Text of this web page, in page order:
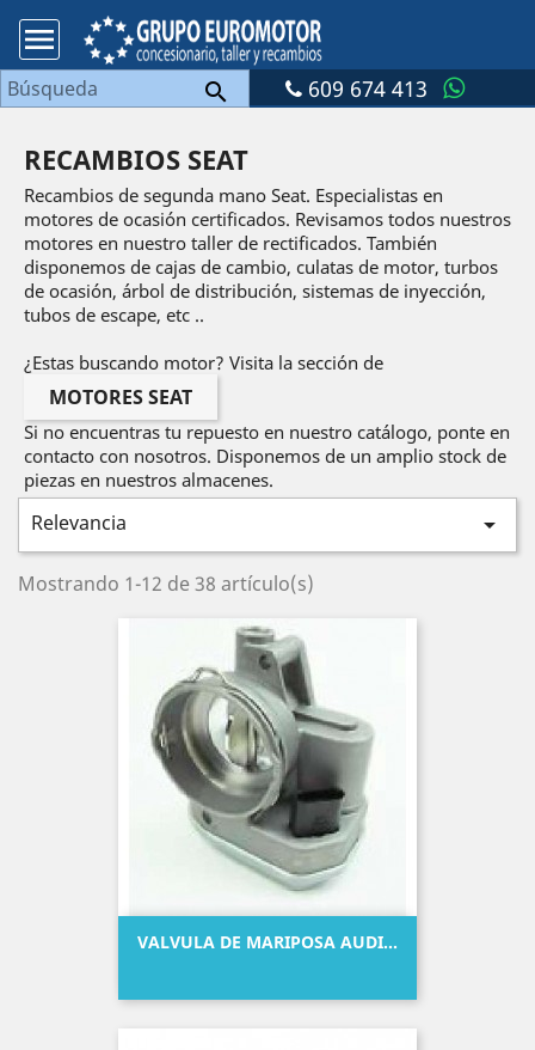

 609 674 413
RECAMBIOS SEAT
Recambios de segunda mano Seat. Especialistas en
motores de ocasión certificados. Revisamos todos nuestros
motores en nuestro taller de rectificados. También
disponemos de cajas de cambio, culatas de motor, turbos
de ocasión, árbol de distribución, sistemas de inyección,
tubos de escape, etc ..
¿Estas buscando motor? Visita la sección de
MOTORES SEAT
Si no encuentras tu repuesto en nuestro catálogo, ponte en
contacto con nosotros. Disponemos de un amplio stock de
piezas en nuestros almacenes.
Relevancia 
Mostrando 1-12 de 38 artículo(s)
VALVULA DE MARIPOSA AUDI...